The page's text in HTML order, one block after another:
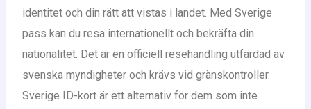
identitet och din rätt att vistas i landet. Med Sverige
pass kan du resa internationellt och bekräfta din
nationalitet. Det är en officiell resehandling utfärdad av
svenska myndigheter och krävs vid gränskontroller.
Sverige ID-kort är ett alternativ för dem som inte